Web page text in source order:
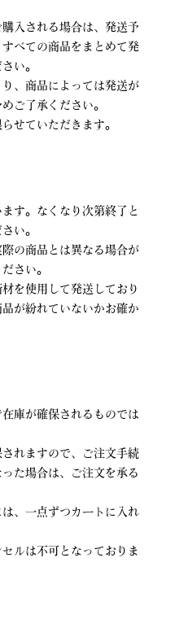
入される場合は、発送予
べての商品をまとめて発
い。
、商品によっては発送が
ご了承ください。
せていただきます。
す。なくなり次第終了と
い。
の商品とは異なる場合が
さい。
を使用して発送しており
が紛れていないかお確か
庫が確保されるものでは
れますので、ご注文手続
た場合は、ご注文を承る
、一点ずつカートに入れ
ルは不可となっておりま